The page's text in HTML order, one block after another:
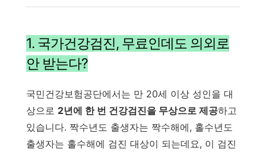
1. 국가건강검진, 무료인데도 의외로
안 받는다?
국민건강보험공단에서는 만 20세 이상 성인을 대
상으로 2년에 한 번 건강검진을 무상으로 제공하고
있습니다. 짝수년도 출생자는 짝수해에, 홀수년도
출생자는 홀수해에 검진 대상이 되는데요, 이 검진